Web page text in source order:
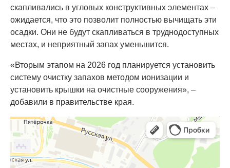
скапливались в угловых конструктивных элементах –
ожидается, что это позволит полностью вычищать эти
осадки. Они не будут скапливаться в труднодоступных
местах, и неприятный запах уменьшится.
«Вторым этапом на 2026 год планируется установить
систему очистку запахов методом ионизации и
установить крышки на очистные сооружения», –
добавили в правительстве края.